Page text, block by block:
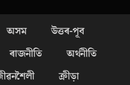
অসম
উত্তৰ-পূব
ৰাজনীতি
অৰ্থনীতি
ক্ৰীড়া